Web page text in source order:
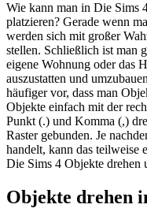
Wie kann man in Die Sims
platzieren? Gerade wenn
werden sich mit großer
stellen. Schließlich ist man
eigene Wohnung oder das
auszustatten und
häufiger vor, dass man
Objekte einfach mit der
Punkt (.) und Komma (,)
Raster gebunden. Je
handelt, kann das teilweise
Die Sims 4 Objekte drehen
Objekte drehen